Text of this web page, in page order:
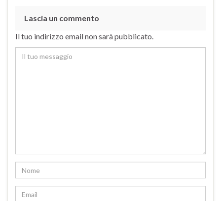
Lascia un commento
Il tuo indirizzo email non sarà pubblicato.